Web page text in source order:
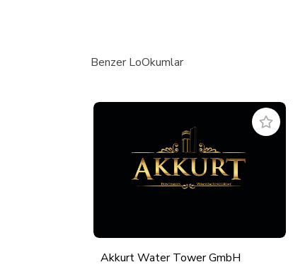
Benzer LoOkumlar
Akkurt Water Tower GmbH